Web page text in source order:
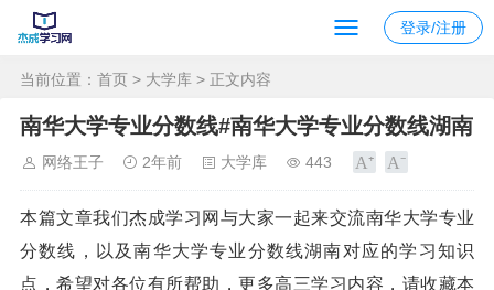
登录/注册
当前位置： 首页 > 大学库 > 正文内容
南华大学专业分数线#南华大学专业分数线湖南
网络王子 2年前 大学库 443
本篇文章我们杰成学习网与大家一起来交流南华大学专业
分数线，以及南华大学专业分数线湖南对应的学习知识
点，希望对各位有所帮助，更多高三学习内容，请收藏本